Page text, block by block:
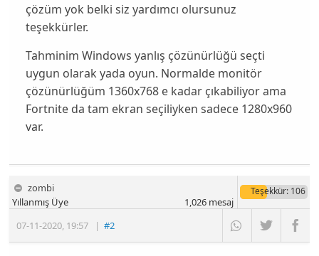
çözüm yok belki siz yardımcı olursunuz
teşekkürler.
Tahminim Windows yanlış çözünürlüğü seçti
uygun olarak yada oyun. Normalde monitör
çözünürlüğüm 1360x768 e kadar çıkabiliyor ama
Fortnite da tam ekran seçiliyken sadece 1280x960
var.
zombi
07-11-2020, 19:57 |#2
Yıllanmış Üye
Teşekkür: 106
1,026mesaj